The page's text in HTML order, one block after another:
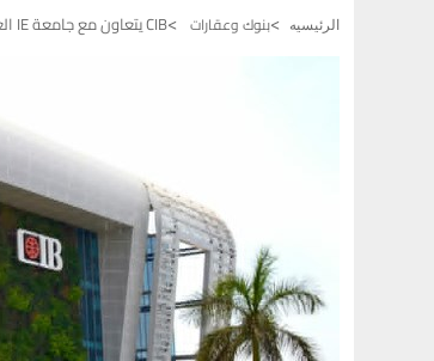
الرئيسيه بنوك وعقارات CIB يتعاون مع جامعة IE العالمية لدعم التميز القيادي والتطوير المهني في مصر